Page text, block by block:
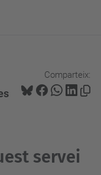
Comparteix:
servei